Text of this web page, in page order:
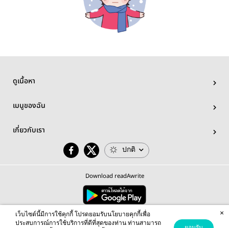
ดูเนื้อหา
เมนูของฉัน
เกี่ยวกับเรา
ปกติ
Download readAwrite
© 2026 readAwrite.com by MEB Corporation Public Company Limited
This site is protected by reCAPTCHA and the Google Privacy Policy andTerms of Service
เว็บไซต์นี้มีการใช้คุกกี้ โปรดยอมรับนโยบายคุกกี้เพื่อ
ประสบการณ์การใช้บริการที่ดีที่สุดของท่าน ท่านสามารถ
×